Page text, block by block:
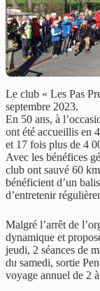
Le club « Les Pas
septembre 2023.
En 50 ans, à
ont été accueillis en
et 17 fois plus de 4
Avec les bénéfices
club ont sauvé 60
bénéficient d’un
d’entretenir
Malgré l’arrêt de
dynamique et
jeudi, 2 séances de
du samedi, sortie
voyage annuel de 2